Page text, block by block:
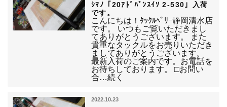
ｼﾏﾉ「20ｱﾄﾞﾊﾞﾝｽｲｿ 2-530」入荷
です。
こんにちは！ﾀｯｸﾙﾍﾞﾘｰ静岡清水店
です。 いつもご覧いただきまし
てありがとうございます。 また
貴重なタックルをお売りいただき
ましてありがとうございます。
最新入荷のご案内です。お電話を
お待ちしております。 □お問い
合…続く
2022.10.23